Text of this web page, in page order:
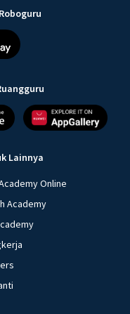
Lainnya
Online
Academy